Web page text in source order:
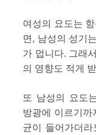
여성의 요도는
면, 남성의 성기
가 멉니다. 그래
의 영향도 적게
또 남성의 요도
방광에 이르기까
균이 들어가더